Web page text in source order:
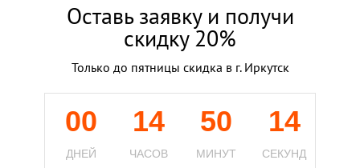
Оставь заявку и получи
скидку 20%
Только до пятницы скидка в г. Иркутск
00 14 50 13
ДНЕЙ ЧАСОВ МИНУТ СЕКУНД